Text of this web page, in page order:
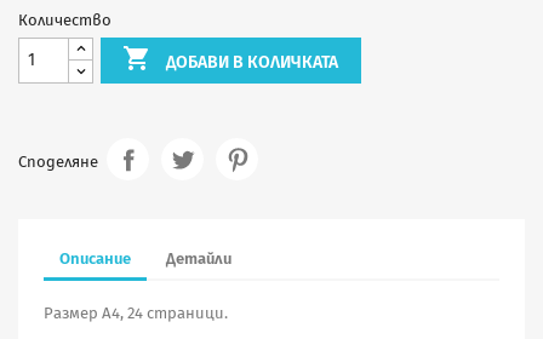
Количество
 ДОБАВИ В КОЛИЧКАТА
Споделяне
Описание Детайли
Размер А4, 24 страници.